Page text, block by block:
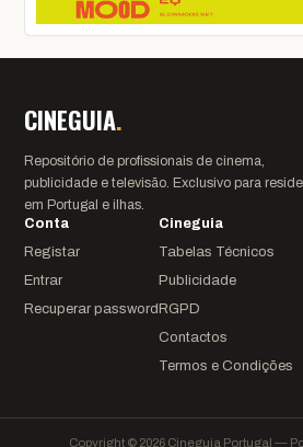
CINEGUIA.
Repositório de profissionais de cinema,
publicidade e televisão. Exclusivo para
em Portugal e ilhas.
Conta
Registar
Entrar
Recuperar password
Cineguia
Tabelas Técnicos
Publicidade
RGPD
Contactos
Termos e Condições
Copyright © 2026 Cineguia Portugal —